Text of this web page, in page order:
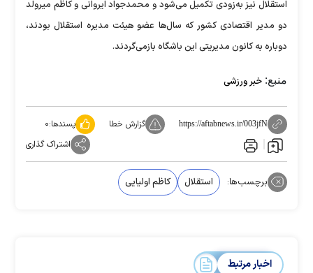
استقلال نیز به‌زودی تکمیل می‌شود و محمدجواد ایروانی و کاظم میرولد
دو مدیر اقتصادی کشور که سال‌ها عضو هیئت مدیره استقلال بودند،
دوباره به کانون مدیریتی این باشگاه بازمی‌گردند.
منبع: خبر ورزشی
https://aftabnews.ir/003jfN گزارش خطا پسندها:۰
اشتراک گذاری
برچسب‌ها: استقلال کاظم اولیایی
اخبار مرتبط